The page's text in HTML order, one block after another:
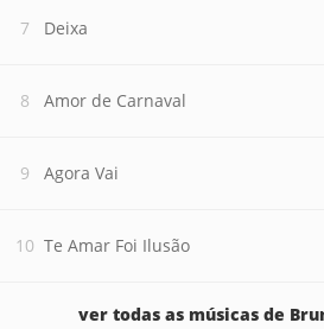
Deixa
Amor de Carnaval
Agora Vai
Te Amar Foi Ilusão
ver todas as músicas de